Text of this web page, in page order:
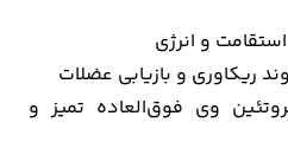
و انرژی
ریکاوری و بازیابی عضلات
پروتئین وی فوق‌العاده تمیز و